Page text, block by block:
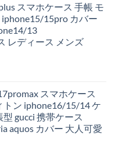
スマホケース 手帳 モ
iphone15/15pro カバー
13
レディース メンズ
スマホケース
トン iphone16/15/14 ケ
gucci 携帯ケース
aquos カバー 大人可愛